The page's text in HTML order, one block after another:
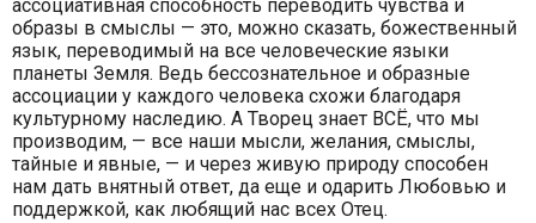
ассоциативная способность переводить чувства и
образы в смыслы — это, можно сказать, божественный
язык, переводимый на все человеческие языки
планеты Земля. Ведь бессознательное и образные
ассоциации у каждого человека схожи благодаря
культурному наследию. А Творец знает ВСЁ, что мы
производим, — все наши мысли, желания, смыслы,
тайные и явные, — и через живую природу способен
нам дать внятный ответ, да еще и одарить Любовью и
поддержкой, как любящий нас всех Отец.